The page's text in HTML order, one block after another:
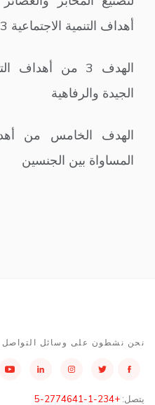
أهداف التنمية الاجتماعية 3 و 10.
الهدف 3 من
الجيدة والرفاهية
الهدف الخامس من
المساواة بين الجنسين
نحن نشطون على وسائل التواصل
يتصل: +234-1-2774641-5